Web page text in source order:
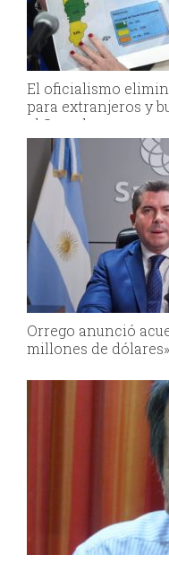
El oficialismo
para extranjeros y
el Senado
Orrego anunció
millones de dólares»